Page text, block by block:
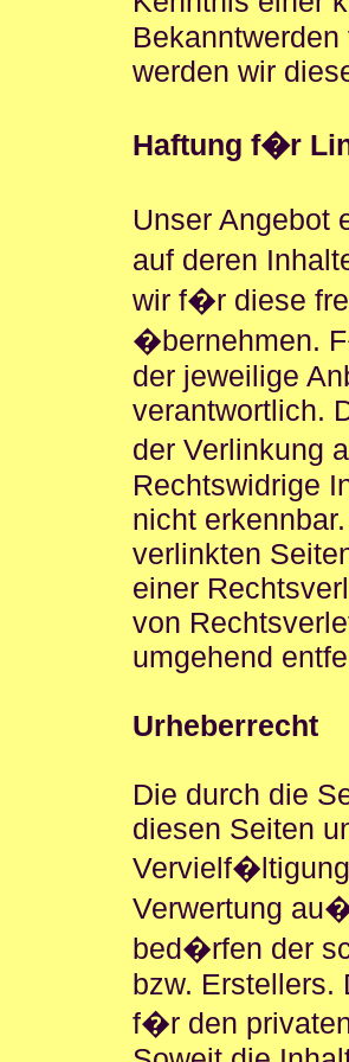
werden wir
Haftung f�r
Unser Angebot
auf deren
wir f�r diese
�bernehmen.
der jeweilige
verantwortlich.
der
Rechtswidrige
nicht
verlinkten
einer
von
umgehend
Urheberrecht
Die durch die
diesen Seiten
Verwertung
bed�rfen der
bzw. Erstellers.
f�r den